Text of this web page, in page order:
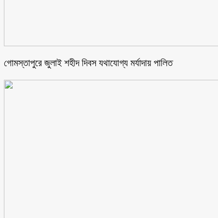
গোমস্তাপুরে জুলাই শহীদ দিবস যথাযোগ্য মর্যাদায় পালিত